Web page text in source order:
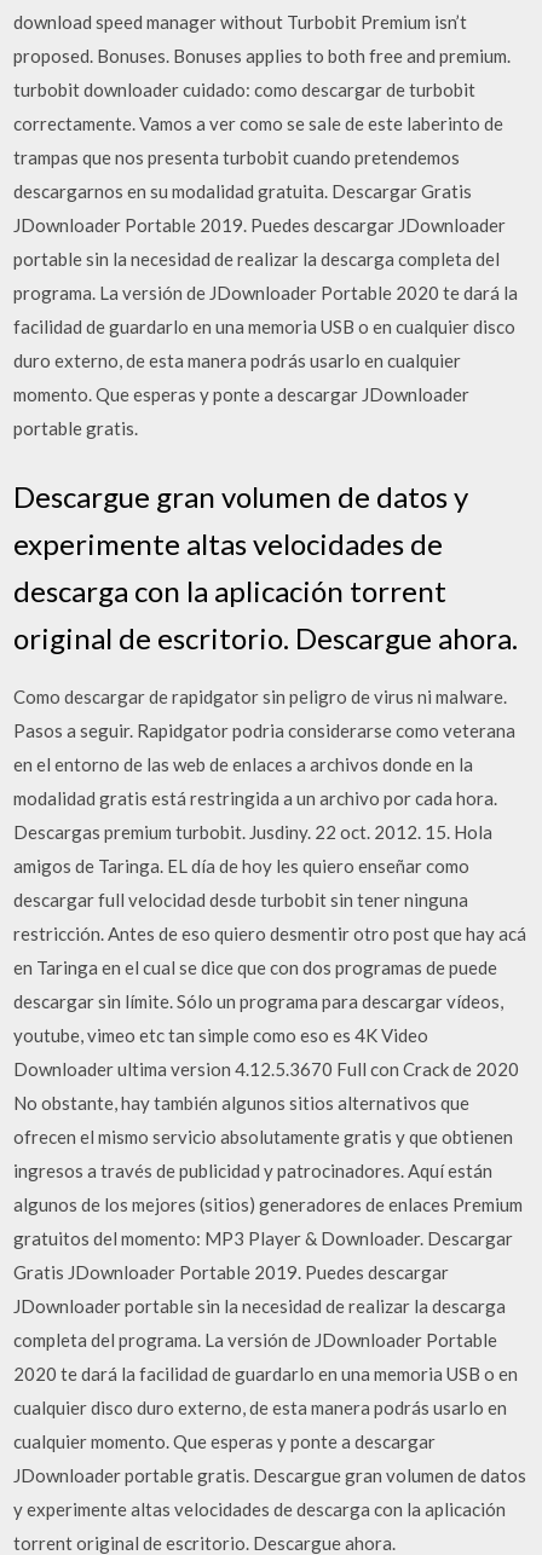
download speed manager without Turbobit Premium isn’t
proposed. Bonuses. Bonuses applies to both free and premium.
turbobit downloader cuidado: como descargar de turbobit
correctamente. Vamos a ver como se sale de este laberinto de
trampas que nos presenta turbobit cuando pretendemos
descargarnos en su modalidad gratuita. Descargar Gratis
JDownloader Portable 2019. Puedes descargar JDownloader
portable sin la necesidad de realizar la descarga completa del
programa. La versión de JDownloader Portable 2020 te dará la
facilidad de guardarlo en una memoria USB o en cualquier disco
duro externo, de esta manera podrás usarlo en cualquier
momento. Que esperas y ponte a descargar JDownloader
portable gratis.
Descargue gran volumen de datos y
experimente altas velocidades de
descarga con la aplicación torrent
original de escritorio. Descargue ahora.
Como descargar de rapidgator sin peligro de virus ni malware.
Pasos a seguir. Rapidgator podria considerarse como veterana
en el entorno de las web de enlaces a archivos donde en la
modalidad gratis está restringida a un archivo por cada hora.
Descargas premium turbobit. Jusdiny. 22 oct. 2012. 15. Hola
amigos de Taringa. EL día de hoy les quiero enseñar como
descargar full velocidad desde turbobit sin tener ninguna
restricción. Antes de eso quiero desmentir otro post que hay acá
en Taringa en el cual se dice que con dos programas de puede
descargar sin límite. Sólo un programa para descargar vídeos,
youtube, vimeo etc tan simple como eso es 4K Video
Downloader ultima version 4.12.5.3670 Full con Crack de 2020
No obstante, hay también algunos sitios alternativos que
ofrecen el mismo servicio absolutamente gratis y que obtienen
ingresos a través de publicidad y patrocinadores. Aquí están
algunos de los mejores (sitios) generadores de enlaces Premium
gratuitos del momento: MP3 Player & Downloader. Descargar
Gratis JDownloader Portable 2019. Puedes descargar
JDownloader portable sin la necesidad de realizar la descarga
completa del programa. La versión de JDownloader Portable
2020 te dará la facilidad de guardarlo en una memoria USB o en
cualquier disco duro externo, de esta manera podrás usarlo en
cualquier momento. Que esperas y ponte a descargar
JDownloader portable gratis. Descargue gran volumen de datos
y experimente altas velocidades de descarga con la aplicación
torrent original de escritorio. Descargue ahora.